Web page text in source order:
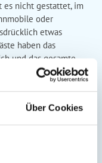
Über Cookies